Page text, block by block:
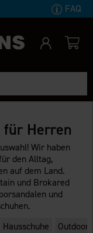
FAQ
für Herren
Wir haben
den Alltag,
auf dem Land.
und Brokared
und
Hausschuhe